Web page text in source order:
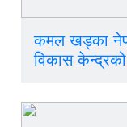
कमल खड्का
विकास केन्द्रको